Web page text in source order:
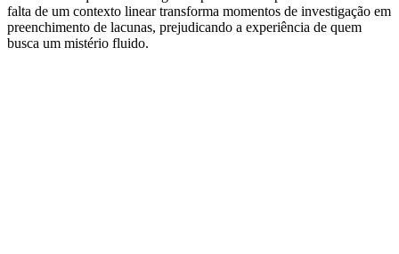
falta de um contexto linear transforma momentos de investigação em
preenchimento de lacunas, prejudicando a experiência de quem
busca um mistério fluido.